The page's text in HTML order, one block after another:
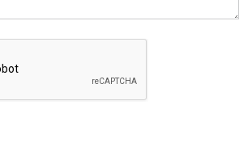
«некролог» О.И.Зарембе
уж много ошибок сделали Бурков и его
Ушаков и Заремба. Начиная с
выстроить работу с Двораковским?